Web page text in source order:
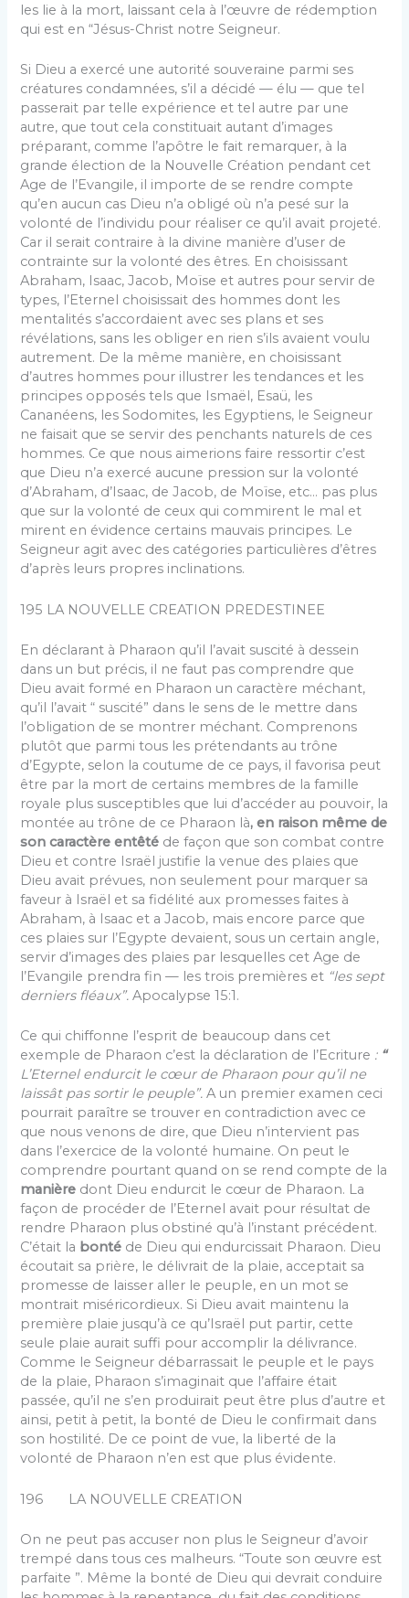
les lie à la mort, laissant cela à l’œuvre de rédemption
qui est en “Jésus-Christ notre Seigneur.
Si Dieu a exercé une autorité souveraine parmi ses
créatures condamnées, s’il a décidé — élu — que tel
passerait par telle expérience et tel autre par une
autre, que tout cela constituait autant d’images
préparant, comme l’apôtre le fait remarquer, à la
grande élection de la Nouvelle Création pendant cet
Age de l’Evangile, il importe de se rendre compte
qu’en aucun cas Dieu n’a obligé où n’a pesé sur la
volonté de l’individu pour réa­liser ce qu’il avait projeté.
Car il serait contraire à la divine manière d’user de
contrainte sur la volonté des êtres. En choisissant
Abraham, Isaac, Jacob, Moïse et autres pour servir de
types, l’Eternel choisissait des hommes dont les
mentalités s’accordaient avec ses plans et ses
révélations, sans les obliger en rien s’ils avaient voulu
autrement. De la même manière, en choisissant
d’autres hommes pour illustrer les tendances et les
prin­cipes opposés tels que Ismaël, Esaü, les
Cananéens, les Sodomites, les Egyptiens, le Seigneur
ne faisait que se servir des penchants naturels de ces
hommes. Ce que nous aimerions faire ressortir c’est
que Dieu n’a exercé aucune pression sur la volonté
d’Abraham, d’Isaac, de Jacob, de Moïse, etc… pas plus
que sur la volonté de ceux qui commirent le mal et
mirent en évidence certains mauvais principes. Le
Seigneur agit avec des catégories particulières d’êtres
d’après leurs propres inclinations.
195 LA NOUVELLE CREATION PREDESTINEE
En déclarant à Pharaon qu’il l’avait suscité à dessein
dans un but précis, il ne faut pas comprendre que
Dieu avait formé en Pharaon un caractère méchant,
qu’il l’avait “ suscité” dans le sens de le mettre dans
l’obli­gation de se montrer méchant. Comprenons
plutôt que parmi tous les prétendants au trône
d’Egypte, selon la coutume de ce pays, il favorisa peut
être par la mort de certains membres de la famille
royale plus susceptibles que lui d’accéder au pouvoir, la
montée au trône de ce Pharaon là, en raison même de
son caractère entêté de façon que son combat contre
Dieu et contre Israël justifie la venue des plaies que
Dieu avait prévues, non seulement pour marquer sa
faveur à Israël et sa fidé­lité aux promesses faites à
Abraham, à Isaac et a Jacob, mais encore parce que
ces plaies sur l’Egypte devaient, sous un certain angle,
servir d’images des plaies par lesquelles cet Age de
l’Evangile prendra fin — les trois premières et “les sept
derniers fléaux”. Apocalypse 15:1.
Ce qui chiffonne l’esprit de beaucoup dans cet
exemple de Pharaon c’est la déclaration de l’Ecriture : “
L’Eternel endurcit le cœur de Pharaon pour qu’il ne
laissât pas sortir le peuple”. A un premier examen ceci
pourrait paraître se trouver en contradiction avec ce
que nous ve­nons de dire, que Dieu n’intervient pas
dans l’exercice de la volonté humaine. On peut le
comprendre pourtant quand on se rend compte de la
manière dont Dieu endurcit le cœur de Pharaon. La
façon de procéder de l’Eternel avait pour résultat de
rendre Pharaon plus obstiné qu’à l’instant précédent.
C’était la bonté de Dieu qui endurcissait Pharaon. Dieu
écoutait sa prière, le délivrait de la plaie, acceptait sa
promesse de laisser aller le peuple, en un mot se
montrait miséricordieux. Si Dieu avait maintenu la
première plaie jusqu’à ce qu’Is­raël put partir, cette
seule plaie aurait suffi pour ac­complir la délivrance.
Comme le Seigneur débarrassait le peuple et le pays
de la plaie, Pharaon s’imaginait que l’affaire était
passée, qu’il ne s’en produirait peut être plus d’autre et
ainsi, petit à petit, la bonté de Dieu le confirmait dans
son hostilité. De ce point de vue, la liberté de la
volonté de Pharaon n’en est que plus évi­dente.
196 LA NOUVELLE CREATION
On ne peut pas accuser non plus le Seigneur d’avoir
trempé dans tous ces malheurs. “Toute son œuvre est
parfaite ”. Même la bonté de Dieu qui devrait con­duire